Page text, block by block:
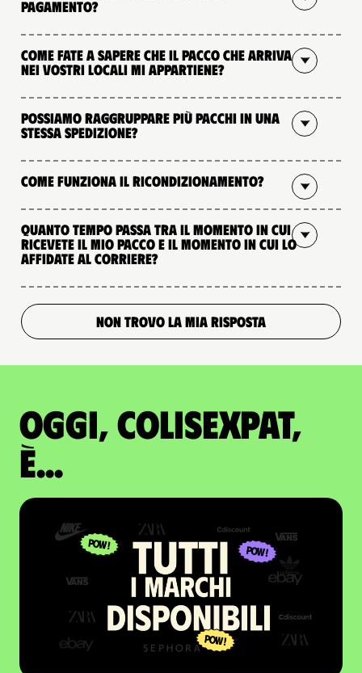
pagamento?
Come fate a sapere che il pacco che arriva
nei vostri locali mi appartiene?
Possiamo raggruppare più pacchi in una
stessa spedizione?
Come funziona il ricondizionamento?
Quanto tempo passa tra il momento in cui
ricevete il mio pacco e il momento in cui lo
affidate al corriere?
NON TROVO LA MIA RISPOSTA
Oggi, ColisExpat,
è...